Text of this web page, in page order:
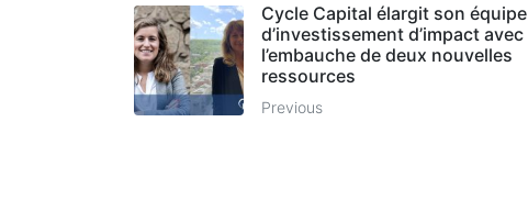
Cycle Capital élargit son équipe
d’investissement d’impact avec
l’embauche de deux nouvelles
ressources
Previous